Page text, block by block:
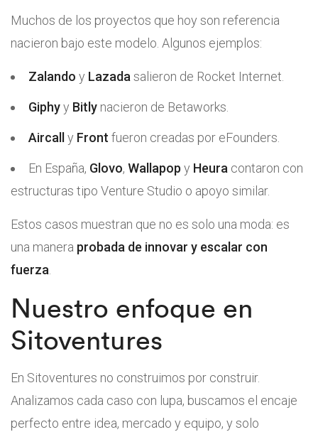
Muchos de los proyectos que hoy son referencia
nacieron bajo este modelo. Algunos ejemplos:
Zalando y Lazada salieron de Rocket Internet.
Giphyy Bitly nacieron de Betaworks.
Aircall y Front fueron creadas por eFounders.
En España, Glovo, Wallapop y Heura contaron con
estructuras tipo Venture Studio o apoyo similar.
Estos casos muestran que no es solo una moda: es
una manera probada de innovar y escalar con
fuerza
Nuestro enfoque en
Sitoventures
En Sitoventures no construimos por construir.
Analizamos cada caso con lupa, buscamos el encaje
perfecto entre idea, mercado y equipo, y solo